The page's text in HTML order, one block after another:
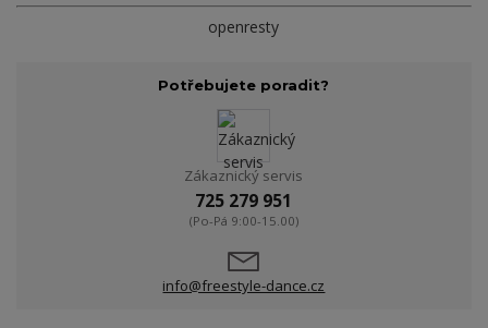
openresty
Potřebujete poradit?
Zákaznický servis
725 279 951
(Po-Pá 9:00-15.00)
info@freestyle-dance.cz